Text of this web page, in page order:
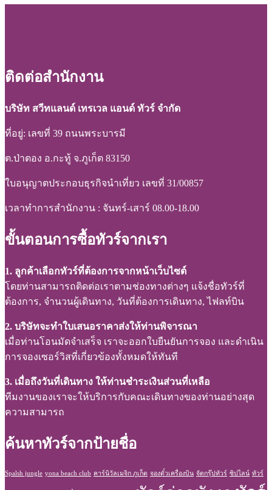
ติดต่อสำนักงาน
บริษัท สวีทแลนด์ เทรเวล แอนด์ ทัวร์ จำกัด
ที่อยู่: เลขที่ 39 ถนนพระบารมี
ต.ป่าตอง อ.กะทู้ จ.ภูเก็ต 83150
ใบอนุญาตประกอบธุรกิจนำเที่ยว เลขที่ 31/00857
เวลาทำการสำนักงาน : จันทร์-เสาร์ 08.00-18.00
ขั้นตอนการซื้อทัวร์จากเรา
1. ลูกค้าเลือกทัวร์ที่ต้องการจากหน้าเว็บไซต์
โดยท่านสามารถติดต่อเราตามช่องทางต่างๆ แจ้งชื่อทัวร์ที่
ต้องการ, จำนวนผู้เดินทาง, วันที่ต้องการเดินทาง, ไฟลท์บิน
2. บริษัทจะทำใบเสนอราคาส่งให้ท่านพิจารณา
เมื่อท่านโอนมัดจำเสร็จ เราจะออกใบยืนยันการจอง และดำเนิน
การจองเซอร์วิสที่เกี่ยวข้องทั้งหมดให้ทันที
3. เมื่อถึงวันที่เดินทาง ให้ท่านชำระเงินส่วนที่เหลือ
ทีมงานของเราจะให้บริการกับคณะเดินทางของท่านอย่างสุด
ความสามารถ
ค้นหาทัวร์จากป้ายชื่อ
Spalsh jungle yona beach club คาร์นิวัลเมจิก ภูเก็ต จองตั๋วเครื่องบิน จัดกรุ๊ปทัวร์ ซิปไลน์ ทัวร์